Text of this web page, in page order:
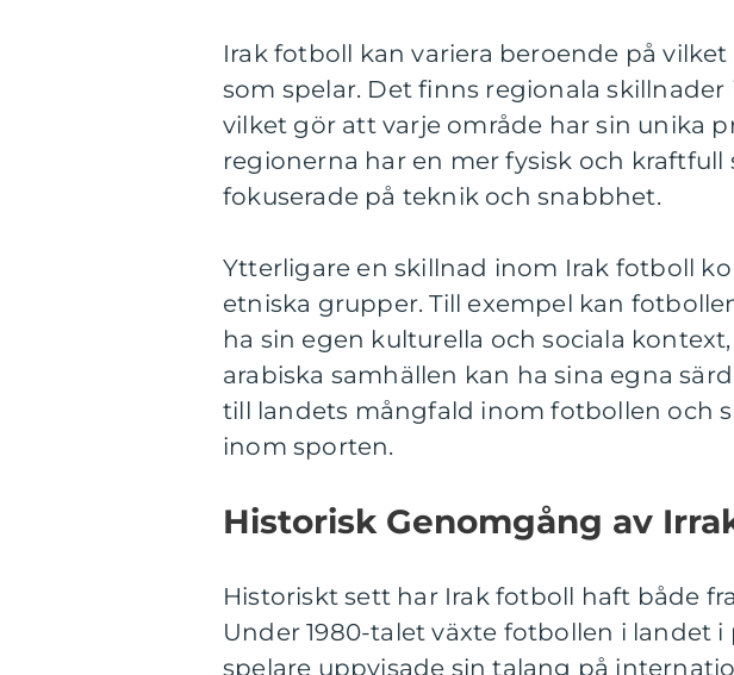
Irak fotboll kan variera beroende på
som spelar. Det finns regionala skillnader
vilket gör att varje område har sin unika
regionerna har en mer fysisk och
fokuserade på teknik och snabbhet.
Ytterligare en skillnad inom Irak fotboll
etniska grupper. Till exempel kan
ha sin egen kulturella och sociala
arabiska samhällen kan ha sina egna
till landets mångfald inom fotbollen och
inom sporten.
Historisk Genomgång av
Historiskt sett har Irak fotboll haft både
Under 1980-talet växte fotbollen i landet
spelare uppvisade sin talang på